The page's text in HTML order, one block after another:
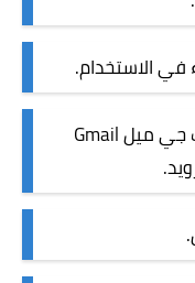
في الاستخدام.
تسجيل الدخول عن طريق حساب جي ميل Gmail